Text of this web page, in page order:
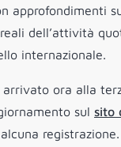
approfondimenti
dell’attività
internazionale.
ora alla
sul sito
registrazione.